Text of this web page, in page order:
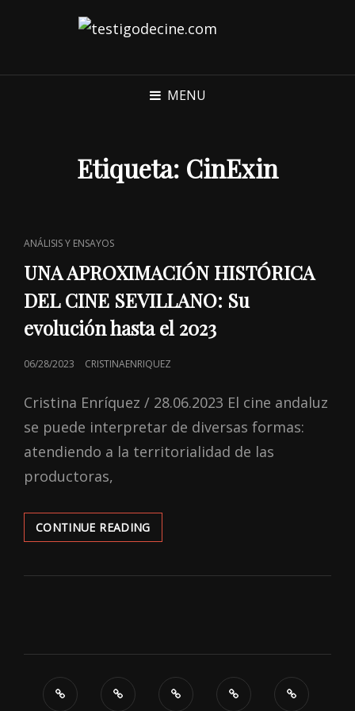
MENU
Etiqueta: CinExin
CAT
LINKS
ANÁLISIS Y ENSAYOS
UNA APROXIMACIÓN HISTÓRICA
DEL CINE SEVILLANO: Su
evolución hasta el 2023
POSTED
06/28/2023 CRISTINAENRIQUEZ
Cristina Enríquez / 28.06.2023 El cine andaluz
se puede interpretar de diversas formas:
atendiendo a la territorialidad de las
productoras,
CONTINUE READINGUNA
APROXIMACIÓN
DEL
HASTA
2023